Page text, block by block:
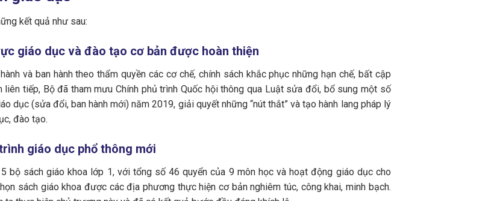
kết quả như sau:
giáo dục và đào tạo cơ bản được hoàn thiện
và ban hành theo thẩm quyền các cơ chế, chính sách khắc phục những hạn chế, bất cập
tiếp, Bộ đã tham mưu Chính phủ trình Quốc hội thông qua Luật sửa đổi, bổ sung một số
dục (sửa đổi, ban hành mới) năm 2019, giải quyết những “nút thắt” và tạo hành lang pháp lý
đào tạo.
giáo dục phổ thông mới
bộ sách giáo khoa lớp 1, với tổng số 46 quyển của 9 môn học và hoạt động giáo dục cho
sách giáo khoa được các địa phương thực hiện cơ bản nghiêm túc, công khai, minh bạch.